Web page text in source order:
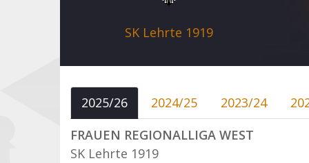
SK Lehrte 1919
2025/26 2024/25 2023/24
FRAUEN REGIONALLIGA WEST
SK Lehrte 1919